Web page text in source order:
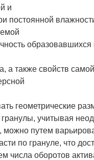
и
постоянной
образовавшихся
а также свойств самой
геометрические
гранулы, учитывая
можно путем
по грануле, что
числа оборотов